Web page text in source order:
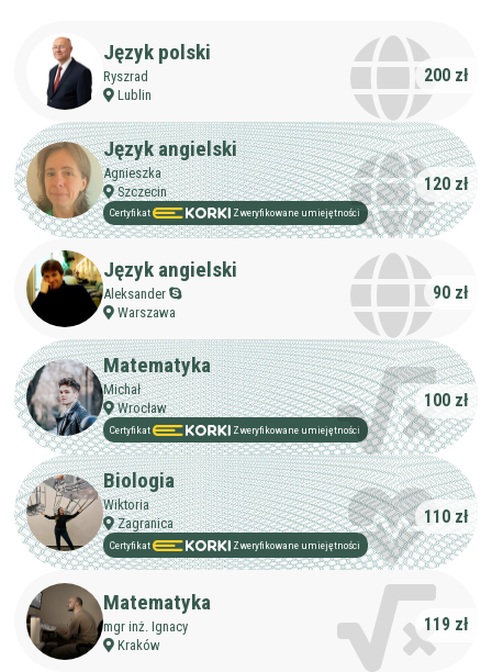
Język polski
Ryszrad
Lublin
200 zł
Język angielski
Agnieszka
Szczecin
Certyfikat Zweryfikowane umiejętności
120 zł
Język angielski
Aleksander
Warszawa
90 zł
Matematyka
Michał
Wrocław
Certyfikat Zweryfikowane umiejętności
100 zł
Biologia
Wiktoria
Zagranica
Certyfikat Zweryfikowane umiejętności
110 zł
Matematyka
mgr inż. Ignacy
Kraków
119 zł